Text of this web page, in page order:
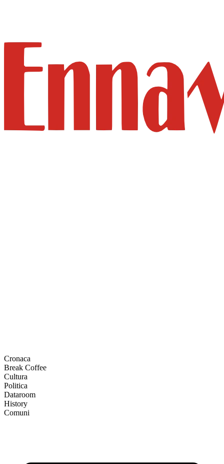
Cronaca
Break Coffee
Cultura
Politica
Dataroom
History
Comuni